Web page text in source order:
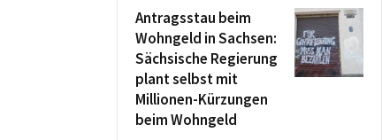
Antragsstau beim
Wohngeld in Sachsen:
Sächsische Regierung
plant selbst mit
Millionen-Kürzungen
beim Wohngeld